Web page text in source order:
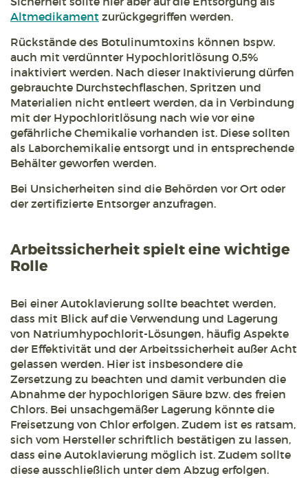
Altmedikament zurückgegriffen werden.
Rückstände des Botulinumtoxins können bspw.
auch mit verdünnter Hypochloritlösung 0,5%
inaktiviert werden. Nach dieser Inaktivierung dürfen
gebrauchte Durchstechflaschen, Spritzen und
Materialien nicht entleert werden, da in Verbindung
mit der Hypochloritlösung nach wie vor eine
gefährliche Chemikalie vorhanden ist. Diese sollten
als Laborchemikalie entsorgt und in entsprechende
Behälter geworfen werden.
Bei Unsicherheiten sind die Behörden vor Ort oder
der zertifizierte Entsorger anzufragen.
Arbeitssicherheit spielt eine wichtige
Rolle
Bei einer Autoklavierung sollte beachtet werden,
dass mit Blick auf die Verwendung und Lagerung
von Natriumhypochlorit-Lösungen, häufig Aspekte
der Effektivität und der Arbeitssicherheit außer Acht
gelassen werden. Hier ist insbesondere die
Zersetzung zu beachten und damit verbunden die
Abnahme der hypochlorigen Säure bzw. des freien
Chlors. Bei unsachgemäßer Lagerung könnte die
Freisetzung von Chlor erfolgen. Zudem ist es ratsam,
sich vom Hersteller schriftlich bestätigen zu lassen,
dass eine Autoklavierung möglich ist. Zudem sollte
diese ausschließlich unter dem Abzug erfolgen.